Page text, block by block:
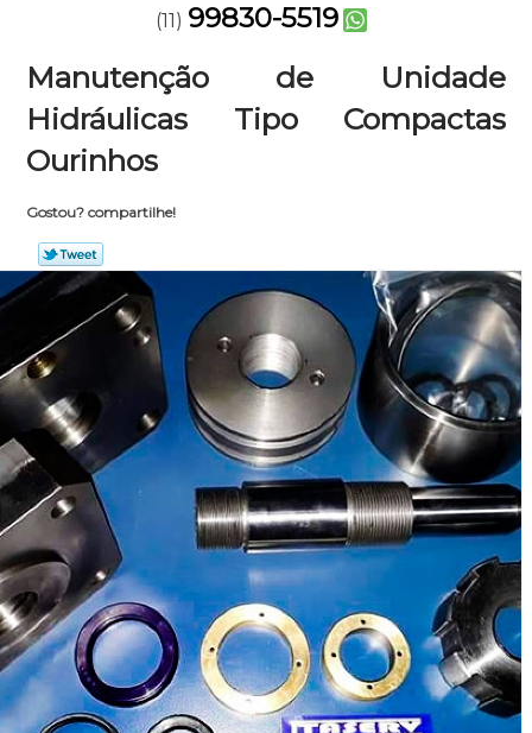
(11) 99830-5519
Manutenção de Unidade
Hidráulicas Tipo Compactas
Ourinhos
Gostou? compartilhe!